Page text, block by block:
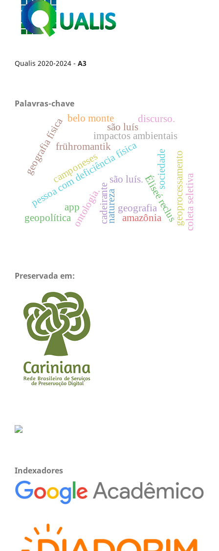
Qualis 2020-2024 - A3
Palavras-chave
pessoa com deficiência física
cadeirante
são luís.Éliseé reclus
natureza
sociedade
geografia
camponeses
impactos ambientais
frühromantik
geografia física
ontologia.
são luís
app geoprocessamento
amazônia
belo monte discurso.
geopolítica coleta seletiva
Preservada em:
Indexadores